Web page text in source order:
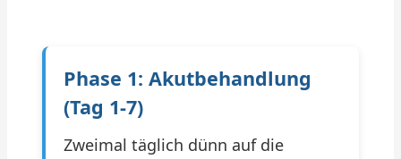
Phase 1: Akutbehandlung
(Tag 1-7)
Zweimal täglich dünn auf die